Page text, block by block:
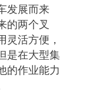
发展而来
的两个叉
活方便，
是在大型集
的作业能力